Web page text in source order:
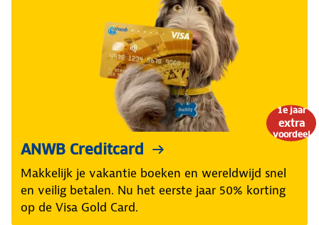
1e jaar
extra
voordeel
ANWB Creditcard
Makkelijk je vakantie boeken en wereldwijd snel
en veilig betalen. Nu het eerste jaar 50% korting
op de Visa Gold Card.